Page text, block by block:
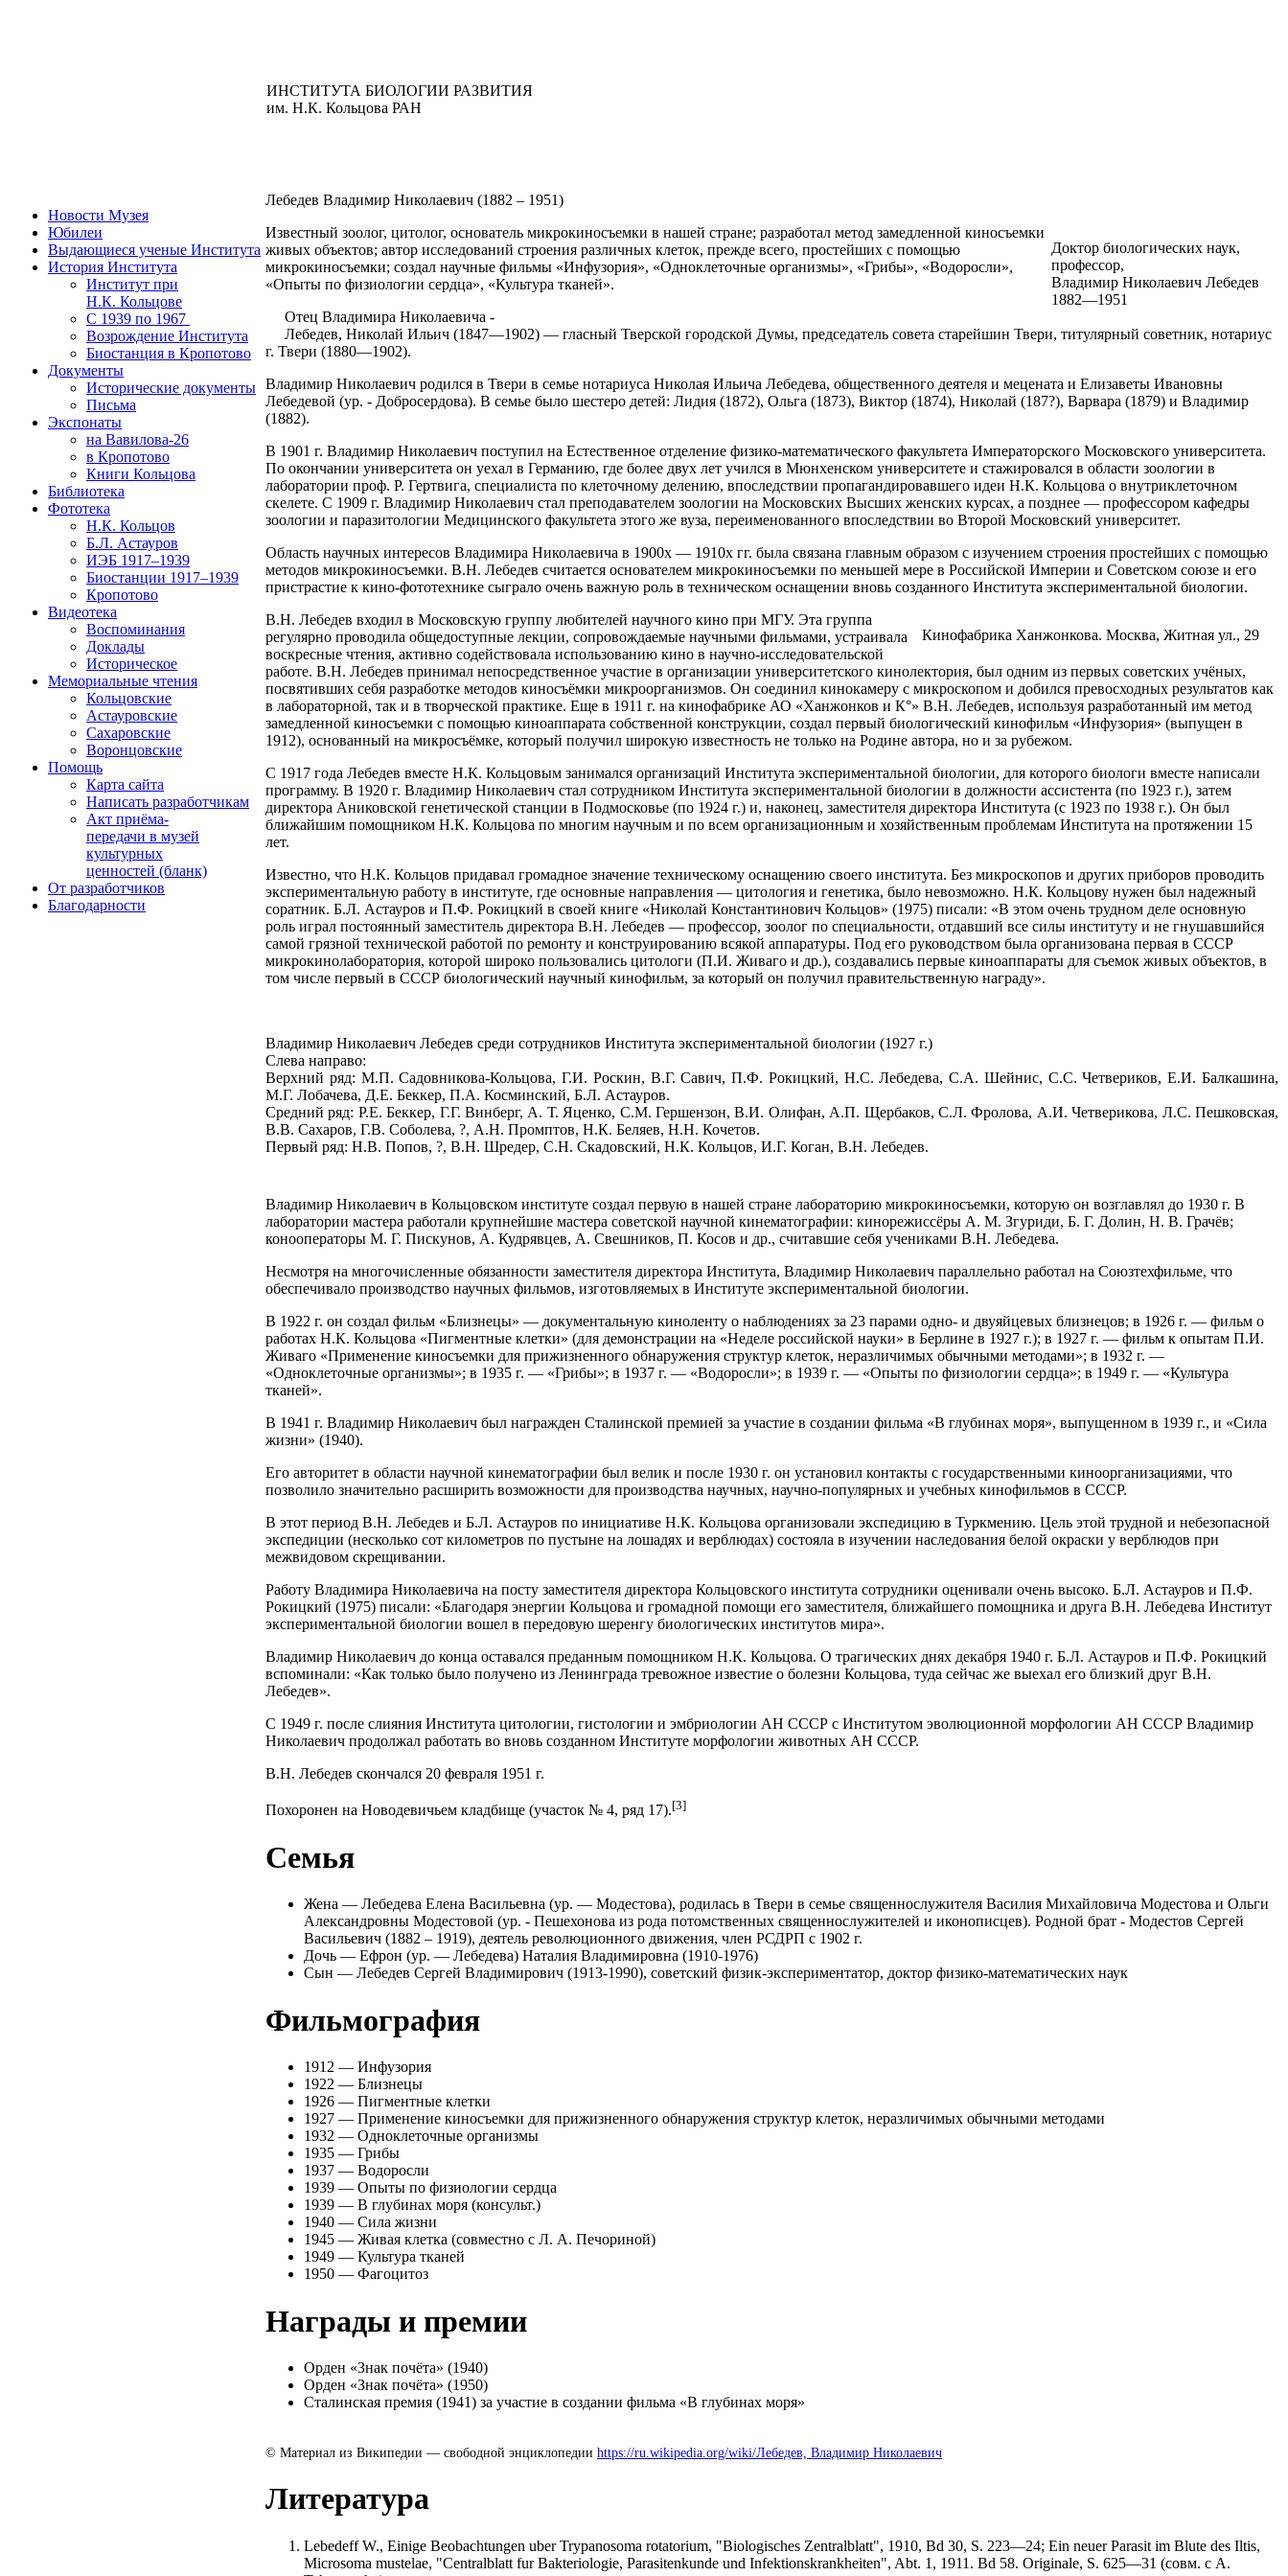
ИНСТИТУТА БИОЛОГИИ РАЗВИТИЯ
им. Н.К. Кольцова РАН
Новости Музея
Юбилеи
Выдающиеся ученые Института
История Института
Институт при
Н.К. Кольцове
C 1939 по 1967
Возрождение Института
Биостанция в Кропотово
Документы
Исторические документы
Письма
Экспонаты
на Вавилова-26
в Кропотово
Книги Кольцова
Библиотека
Фототека
Н.К. Кольцов
Б.Л. Астауров
ИЭБ 1917–1939
Биостанции 1917–1939
Кропотово
Видеотека
Воспоминания
Доклады
Историческое
Мемориальные чтения
Кольцовские
Астауровские
Сахаровские
Воронцовские
Помощь
Карта сайта
Написать разработчикам
Акт приёма-
передачи в музей
культурных
ценностей (бланк)
От разработчиков
Благодарности
Лебедев Владимир Николаевич (1882 – 1951)
Доктор биологических наук,
профессор,
Владимир Николаевич Лебедев
1882—1951
Известный зоолог, цитолог, основатель микрокиносъемки в нашей стране; разработал метод замедленной киносъемки
живых объектов; автор исследований строения различных клеток, прежде всего, простейших с помощью
микрокиносъемки; создал научные фильмы «Инфузория», «Одноклеточные организмы», «Грибы», «Водоросли»,
«Опыты по физиологии сердца», «Культура тканей».
Отец Владимира Николаевича -
Лебедев, Николай Ильич (1847—1902) — гласный Тверской городской Думы, председатель совета старейшин Твери, титулярный советник, нотариус
г. Твери (1880—1902).
Владимир Николаевич родился в Твери в семье нотариуса Николая Ильича Лебедева, общественного деятеля и мецената и Елизаветы Ивановны
Лебедевой (ур. - Добросердова). В семье было шестеро детей: Лидия (1872), Ольга (1873), Виктор (1874), Николай (187?), Варвара (1879) и Владимир
(1882).
В 1901 г. Владимир Николаевич поступил на Естественное отделение физико-математического факультета Императорского Московского университета.
По окончании университета он уехал в Германию, где более двух лет учился в Мюнхенском университете и стажировался в области зоологии в
лаборатории проф. Р. Гертвига, специалиста по клеточному делению, впоследствии пропагандировавшего идеи Н.К. Кольцова о внутриклеточном
скелете. С 1909 г. Владимир Николаевич стал преподавателем зоологии на Московских Высших женских курсах, а позднее — профессором кафедры
зоологии и паразитологии Медицинского факультета этого же вуза, переименованного впоследствии во Второй Московский университет.
Область научных интересов Владимира Николаевича в 1900х — 1910х гг. была связана главным образом с изучением строения простейших с помощью
методов микрокиносъемки. В.Н. Лебедев считается основателем микрокиносъемки по меньшей мере в Российской Империи и Советском союзе и его
пристрастие к кино-фототехнике сыграло очень важную роль в техническом оснащении вновь созданного Института экспериментальной биологии.
Кинофабрика Ханжонкова. Москва, Житная ул., 29
В.Н. Лебедев входил в Московскую группу любителей научного кино при МГУ. Эта группа
регулярно проводила общедоступные лекции, сопровождаемые научными фильмами, устраивала
воскресные чтения, активно содействовала использованию кино в научно-исследовательской
работе. В.Н. Лебедев принимал непосредственное участие в организации университетского кинолектория, был одним из первых советских учёных,
посвятивших себя разработке методов киносъёмки микроорганизмов. Он соединил кинокамеру с микроскопом и добился превосходных результатов как
в лабораторной, так и в творческой практике. Еще в 1911 г. на кинофабрике АО «Ханжонков и К°» В.Н. Лебедев, используя разработанный им метод
замедленной киносъемки с помощью киноаппарата собственной конструкции, создал первый биологический кинофильм «Инфузория» (выпущен в
1912), основанный на микросъёмке, который получил широкую известность не только на Родине автора, но и за рубежом.
С 1917 года Лебедев вместе Н.К. Кольцовым занимался организаций Института экспериментальной биологии, для которого биологи вместе написали
программу. В 1920 г. Владимир Николаевич стал сотрудником Института экспериментальной биологии в должности ассистента (по 1923 г.), затем
директора Аниковской генетической станции в Подмосковье (по 1924 г.) и, наконец, заместителя директора Института (с 1923 по 1938 г.). Он был
ближайшим помощником Н.К. Кольцова по многим научным и по всем организационным и хозяйственным проблемам Института на протяжении 15
лет.
Известно, что Н.К. Кольцов придавал громадное значение техническому оснащению своего института. Без микроскопов и других приборов проводить
экспериментальную работу в институте, где основные направления — цитология и генетика, было невозможно. Н.К. Кольцову нужен был надежный
соратник. Б.Л. Астауров и П.Ф. Рокицкий в своей книге «Николай Константинович Кольцов» (1975) писали: «В этом очень трудном деле основную
роль играл постоянный заместитель директора В.Н. Лебедев — профессор, зоолог по специальности, отдавший все силы институту и не гнушавшийся
самой грязной технической работой по ремонту и конструированию всякой аппаратуры. Под его руководством была организована первая в СССР
микрокинолаборатория, которой широко пользовались цитологи (П.И. Живаго и др.), создавались первые киноаппараты для съемок живых объектов, в
том числе первый в СССР биологический научный кинофильм, за который он получил правительственную награду».
Владимир Николаевич Лебедев среди сотрудников Института экспериментальной биологии (1927 г.)
Слева направо:
Верхний ряд: М.П. Садовникова-Кольцова, Г.И. Роскин, В.Г. Савич, П.Ф. Рокицкий, Н.С. Лебедева, С.А. Шейнис, С.С. Четвериков, Е.И. Балкашина,
М.Г. Лобачева, Д.Е. Беккер, П.А. Косминский, Б.Л. Астауров.
Средний ряд: Р.Е. Беккер, Г.Г. Винберг, А. Т. Яценко, С.М. Гершензон, В.И. Олифан, А.П. Щербаков, C.Л. Фролова, А.И. Четверикова, Л.C. Пешковская,
В.В. Сахаров, Г.В. Соболева, ?, А.Н. Промптов, Н.К. Беляев, Н.Н. Кочетов.
Первый ряд: Н.В. Попов, ?, В.Н. Шредер, С.Н. Скадовский, Н.К. Кольцов, И.Г. Коган, В.Н. Лебедев.
Владимир Николаевич в Кольцовском институте создал первую в нашей стране лабораторию микрокиносъемки, которую он возглавлял до 1930 г. В
лаборатории мастера работали крупнейшие мастера советской научной кинематографии: кинорежиссёры А. М. Згуриди, Б. Г. Долин, Н. В. Грачёв;
конооператоры М. Г. Пискунов, А. Кудрявцев, А. Свешников, П. Косов и др., считавшие себя учениками В.Н. Лебедева.
Несмотря на многочисленные обязанности заместителя директора Института, Владимир Николаевич параллельно работал на Союзтехфильме, что
обеспечивало производство научных фильмов, изготовляемых в Институте экспериментальной биологии.
В 1922 г. он создал фильм «Близнецы» — документальную киноленту о наблюдениях за 23 парами одно- и двуяйцевых близнецов; в 1926 г. — фильм о
работах Н.К. Кольцова «Пигментные клетки» (для демонстрации на «Неделе российской науки» в Берлине в 1927 г.); в 1927 г. — фильм к опытам П.И.
Живаго «Применение киносъемки для прижизненного обнаружения структур клеток, неразличимых обычными методами»; в 1932 г. —
«Одноклеточные организмы»; в 1935 г. — «Грибы»; в 1937 г. — «Водоросли»; в 1939 г. — «Опыты по физиологии сердца»; в 1949 г. — «Культура
тканей».
В 1941 г. Владимир Николаевич был награжден Сталинской премией за участие в создании фильма «В глубинах моря», выпущенном в 1939 г., и «Сила
жизни» (1940).
Его авторитет в области научной кинематографии был велик и после 1930 г. он установил контакты с государственными киноорганизациями, что
позволило значительно расширить возможности для производства научных, научно-популярных и учебных кинофильмов в СССР.
В этот период В.Н. Лебедев и Б.Л. Астауров по инициативе Н.К. Кольцова организовали экспедицию в Туркмению. Цель этой трудной и небезопасной
экспедиции (несколько сот километров по пустыне на лошадях и верблюдах) состояла в изучении наследования белой окраски у верблюдов при
межвидовом скрещивании.
Работу Владимира Николаевича на посту заместителя директора Кольцовского института сотрудники оценивали очень высоко. Б.Л. Астауров и П.Ф.
Рокицкий (1975) писали: «Благодаря энергии Кольцова и громадной помощи его заместителя, ближайшего помощника и друга В.Н. Лебедева Институт
экспериментальной биологии вошел в передовую шеренгу биологических институтов мира».
Владимир Николаевич до конца оставался преданным помощником Н.К. Кольцова. О трагических днях декабря 1940 г. Б.Л. Астауров и П.Ф. Рокицкий
вспоминали: «Как только было получено из Ленинграда тревожное известие о болезни Кольцова, туда сейчас же выехал его близкий друг В.Н.
Лебедев».
С 1949 г. после слияния Института цитологии, гистологии и эмбриологии АН СССР с Институтом эволюционной морфологии АН СССР Владимир
Николаевич продолжал работать во вновь созданном Институте морфологии животных АН СССР.
В.Н. Лебедев скончался 20 февраля 1951 г.
Похоронен на Новодевичьем кладбище (участок № 4, ряд 17).[3]
Семья
Жена — Лебедева Елена Васильевна (ур. — Модестова), родилась в Твери в семье священнослужителя Василия Михайловича Модестова и Ольги
Александровны Модестовой (ур. - Пешехонова из рода потомственных священнослужителей и иконописцев). Родной брат - Модестов Сергей
Васильевич (1882 – 1919), деятель революционного движения, член РСДРП с 1902 г.
Дочь — Ефрон (ур. — Лебедева) Наталия Владимировна (1910-1976)
Сын — Лебедев Сергей Владимирович (1913-1990), советский физик-экспериментатор, доктор физико-математических наук
Фильмография
1912 — Инфузория
1922 — Близнецы
1926 — Пигментные клетки
1927 — Применение киносъемки для прижизненного обнаружения структур клеток, неразличимых обычными методами
1932 — Одноклеточные организмы
1935 — Грибы
1937 — Водоросли
1939 — Опыты по физиологии сердца
1939 — В глубинах моря (консульт.)
1940 — Сила жизни
1945 — Живая клетка (совместно с Л. А. Печориной)
1949 — Культура тканей
1950 — Фагоцитоз
Награды и премии
Орден «Знак почёта» (1940)
Орден «Знак почёта» (1950)
Сталинская премия (1941) за участие в создании фильма «В глубинах моря»
© Материал из Википедии — свободной энциклопедии https://ru.wikipedia.org/wiki/Лебедев, Владимир Николаевич
Литература
Lebedeff W., Einige Beobachtungen uber Trypanosoma rotatorium, "Biologisches Zentralblatt", 1910, Bd 30, S. 223—24; Ein neuer Parasit im Blute des Iltis,
Microsoma mustelae, "Centralblatt fur Bakteriologie, Parasitenkunde und Infektionskrankheiten", Abt. 1, 1911. Bd 58. Originale, S. 625—31 (совм. с A.